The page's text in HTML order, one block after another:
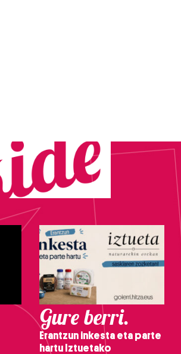
Gure berri.
Erantzun inkesta eta parte
hartu Iztuetako